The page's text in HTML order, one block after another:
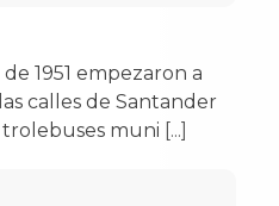
1951 empezaron a
calles de Santander
trolebuses muni [...]